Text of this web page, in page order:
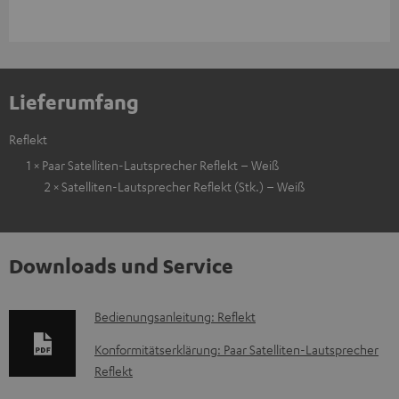
Lieferumfang
Reflekt
1 × Paar Satelliten-Lautsprecher Reflekt – Weiß
2 × Satelliten-Lautsprecher Reflekt (Stk.) – Weiß
Downloads und Service
D
o
k
Bedienungsanleitung: Reflekt
Konformitätserklärung: Paar Satelliten-Lautsprecher
Reflekt